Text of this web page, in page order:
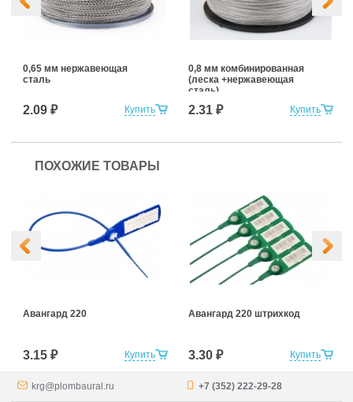
Купить
0,65 мм нержавеющая
сталь
2.09 ₽ Купить
0,8 мм комбинированная
(леска +нержавеющая
сталь)
2.31 ₽
ПОХОЖИЕ ТОВАРЫ
Купить
Авангард 220
3.15 ₽ Купить
Авангард 220 штрихкод
3.30 ₽
krg@plombaural.ru +7 (352) 222-29-28